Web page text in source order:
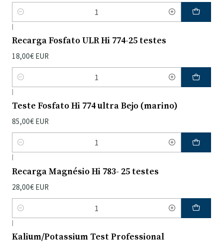
Quantidade
|
Recarga Fosfato ULR Hi 774-25 testes
18,00€ EUR
Quantidade
|
Teste Fosfato Hi 774 ultra Bejo (marino)
85,00€ EUR
Quantidade
|
Recarga Magnésio Hi 783- 25 testes
28,00€ EUR
Quantidade
|
Kalium/Potassium Test Professional